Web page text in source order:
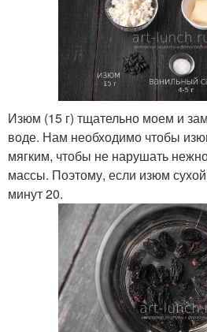
Изюм (15 г) тщательно моем и
воде. Нам необходимо чтобы
мягким, чтобы не нарушать
массы. Поэтому, если изюм
минут 20.